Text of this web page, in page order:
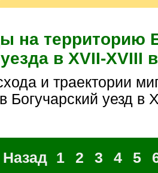
на территорию
уезда в XVII-XVIII
Богучарский уезд в
1 2 3 4 5